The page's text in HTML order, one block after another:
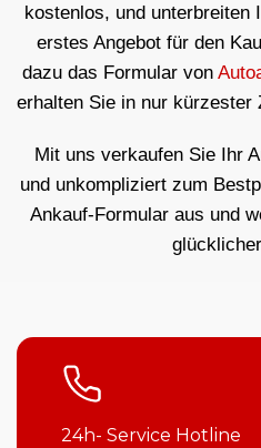
kostenlos, und unterbreiten
erstes Angebot für den
dazu das Formular von
erhalten Sie in nur
Mit uns verkaufen Sie Ihr
und unkompliziert zum
Ankauf-Formular aus und
24h- Service Hotline